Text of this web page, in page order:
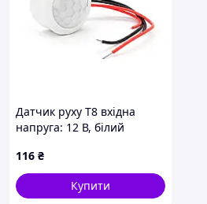
Датчик руху T8 вхідна
напруга: 12 В, білий
116 ₴
Купити